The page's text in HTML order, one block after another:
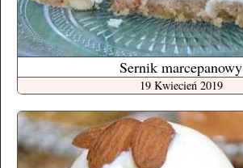
Sernik marcepanowy
19 Kwiecień 2019